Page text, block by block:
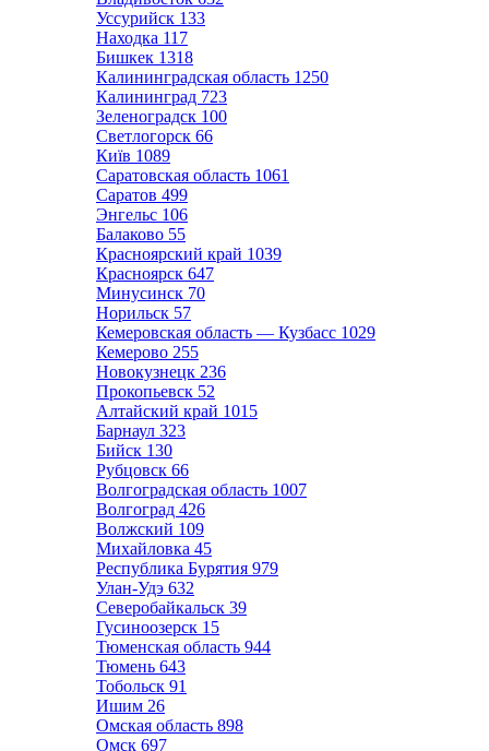
Уссурийск 133
Находка 117
Бишкек 1318
Калининградская область 1250
Калининград 723
Зеленоградск 100
Светлогорск 66
Київ 1089
Саратовская область 1061
Саратов 499
Энгельс 106
Балаково 55
Красноярский край 1039
Красноярск 647
Минусинск 70
Норильск 57
Кемеровская область — Кузбасс 1029
Кемерово 255
Новокузнецк 236
Прокопьевск 52
Алтайский край 1015
Барнаул 323
Бийск 130
Рубцовск 66
Волгоградская область 1007
Волгоград 426
Волжский 109
Михайловка 45
Республика Бурятия 979
Улан-Удэ 632
Северобайкальск 39
Гусиноозерск 15
Тюменская область 944
Тюмень 643
Тобольск 91
Ишим 26
Омская область 898
Омск 697